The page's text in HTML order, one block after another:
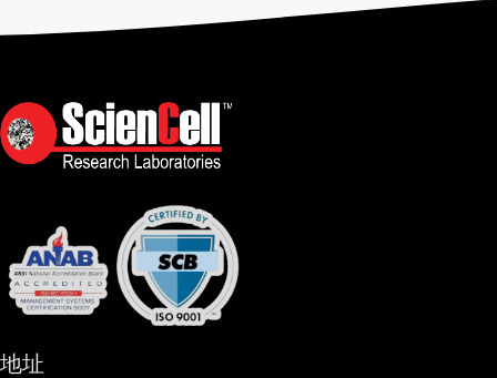
地址